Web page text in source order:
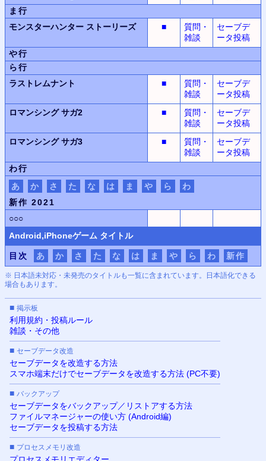
ま行
モンスターハンター ストーリーズ ■
質問・
雑談
セーブデ
ータ投稿
や行
ら行
ラストレムナント
■
質問・
雑談
セーブデ
ータ投稿
ロマンシング サガ2
■
質問・
雑談
セーブデ
ータ投稿
ロマンシング サガ3
■
質問・
雑談
セーブデ
ータ投稿
わ行
あ
か さ た な は ま や ら
わ
新作 2021
○○○
Android,iPhoneゲーム タイトル
目次 あ か さ た な は ま や ら わ 新作
※ 日本語未対応・未発売のタイトルも一覧に含まれています。日本語化できる
場合もあります。
■ 掲示板
利用規約・投稿ルール
雑談・その他
■ セーブデータ改造
セーブデータを改造する方法
スマホ端末だけでセーブデータを改造する方法 (PC不要)
■ バックアップ
セーブデータをバックアップ／リストアする方法
ファイルマネージャーの使い方 (Android編)
セーブデータを投稿する方法
■ プロセスメモリ改造
プロセスメモリエディター